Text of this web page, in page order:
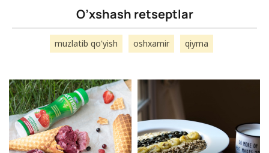
O’xshash retseptlar
muzlatib qo'yish oshxamir qiyma